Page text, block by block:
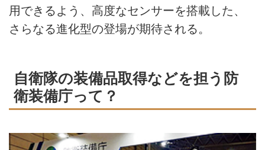
用できるよう、高度なセンサーを搭載した、
さらなる進化型の登場が期待される。
自衛隊の装備品取得などを担う防
衛装備庁って？